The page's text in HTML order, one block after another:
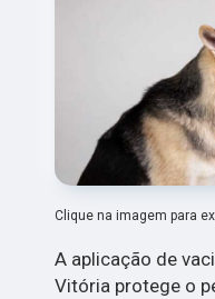
Clique na imagem para
A aplicação de
Vitória protege o